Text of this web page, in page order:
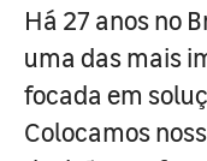
Há 27 anos no
uma das mais
focada em
Colocamos